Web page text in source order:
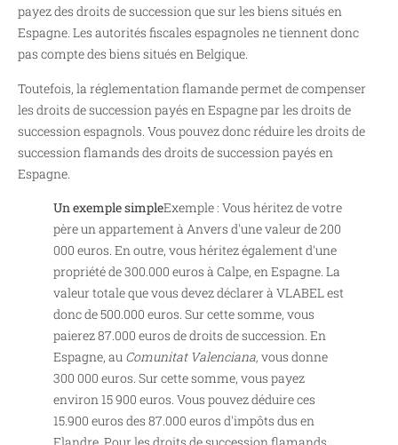
payez des droits de succession que sur les biens situés en
Espagne. Les autorités fiscales espagnoles ne tiennent donc
pas compte des biens situés en Belgique.
Toutefois, la réglementation flamande permet de compenser
les droits de succession payés en Espagne par les droits de
succession espagnols. Vous pouvez donc réduire les droits de
succession flamands des droits de succession payés en
Espagne.
Un exemple simpleExemple : Vous héritez de votre
père un appartement à Anvers d'une valeur de 200
000 euros. En outre, vous héritez également d'une
propriété de 300.000 euros à Calpe, en Espagne. La
valeur totale que vous devez déclarer à VLABEL est
donc de 500.000 euros. Sur cette somme, vous
paierez 87.000 euros de droits de succession. En
Espagne, au Comunitat Valenciana, vous donne
300 000 euros. Sur cette somme, vous payez
environ 15 900 euros. Vous pouvez déduire ces
15.900 euros des 87.000 euros d'impôts dus en